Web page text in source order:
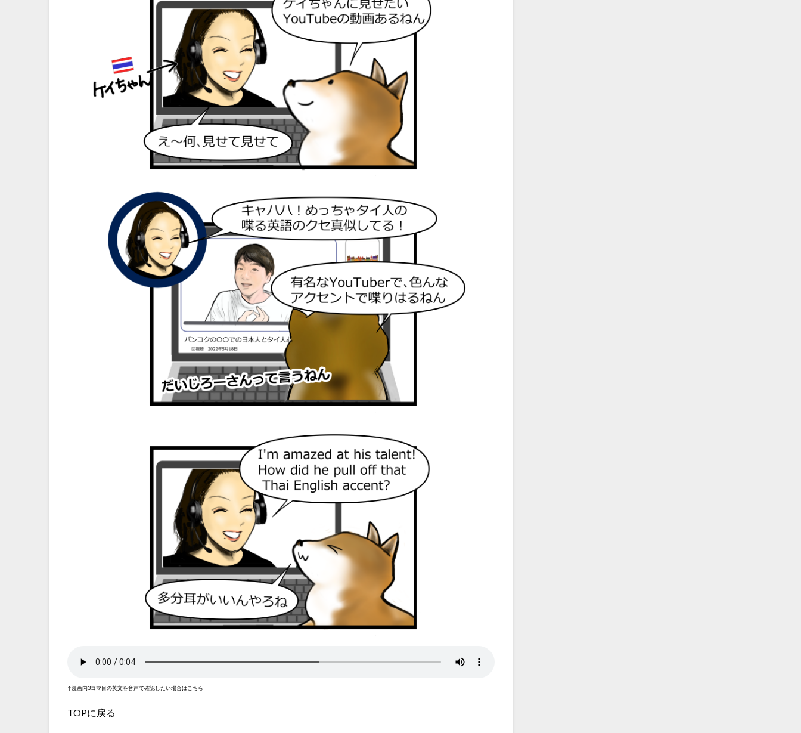
↑漫画内3コマ目の英文を音声で確認したい場合はこちら
TOPに戻る